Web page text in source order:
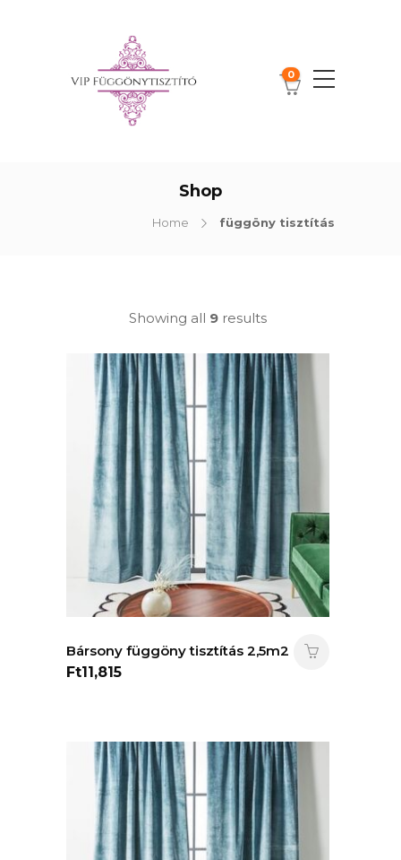
0
Shop
Home függöny tisztítás
Showing all 9 results
Bársony függöny tisztítás 2,5m2
Ft11,815